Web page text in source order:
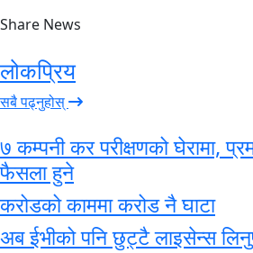
Share News
लोकप्रिय
सबै पढ्नुहोस्
७ कम्पनी कर परीक्षणको घेरामा,
फैसला हुने
करोडको काममा करोड नै घाटा
अब ईभीको पनि छुट्टै लाइसेन्स